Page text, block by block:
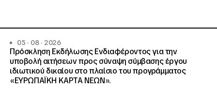
05 · 08 · 2026
Πρόσκληση Εκδήλωσης Ενδιαφέροντος για την
υποβολή αιτήσεων προς σύναψη σύμβασης έργου
ιδιωτικού δικαίου στο πλαίσιο του προγράμματος
«ΕΥΡΩΠΑΪΚΗ ΚΑΡΤΑ ΝΕΩΝ».